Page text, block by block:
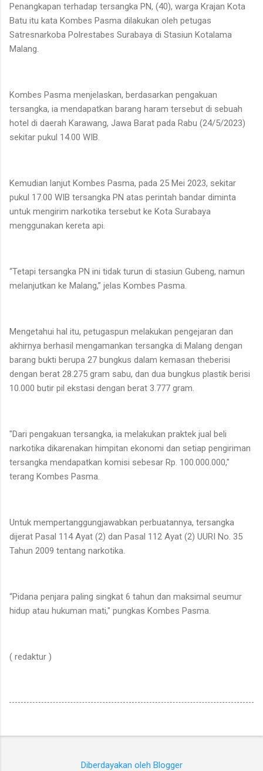
Penangkapan terhadap tersangka PN, (40), warga Krajan Kota
Batu itu kata Kombes Pasma dilakukan oleh petugas
Satresnarkoba Polrestabes Surabaya di Stasiun Kotalama
Malang.
Kombes Pasma menjelaskan, berdasarkan pengakuan
tersangka, ia mendapatkan barang haram tersebut di sebuah
hotel di daerah Karawang, Jawa Barat pada Rabu (24/5/2023)
sekitar pukul 14.00 WIB.
Kemudian lanjut Kombes Pasma, pada 25 Mei 2023, sekitar
pukul 17.00 WIB tersangka PN atas perintah bandar diminta
untuk mengirim narkotika tersebut ke Kota Surabaya
menggunakan kereta api.
“Tetapi tersangka PN ini tidak turun di stasiun Gubeng, namun
melanjutkan ke Malang,” jelas Kombes Pasma.
Mengetahui hal itu, petugaspun melakukan pengejaran dan
akhirnya berhasil mengamankan tersangka di Malang dengan
barang bukti berupa 27 bungkus dalam kemasan theberisi
dengan berat 28.275 gram sabu, dan dua bungkus plastik berisi
10.000 butir pil ekstasi dengan berat 3.777 gram.
"Dari pengakuan tersangka, ia melakukan praktek jual beli
narkotika dikarenakan himpitan ekonomi dan setiap pengiriman
tersangka mendapatkan komisi sebesar Rp. 100.000.000,"
terang Kombes Pasma.
Untuk mempertanggungjawabkan perbuatannya, tersangka
dijerat Pasal 114 Ayat (2) dan Pasal 112 Ayat (2) UURI No. 35
Tahun 2009 tentang narkotika.
“Pidana penjara paling singkat 6 tahun dan maksimal seumur
hidup atau hukuman mati," pungkas Kombes Pasma.
( redaktur )
Diberdayakan oleh Blogger